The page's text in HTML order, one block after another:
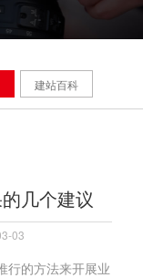
建站百科
几个建议
03
行的方法来开展业